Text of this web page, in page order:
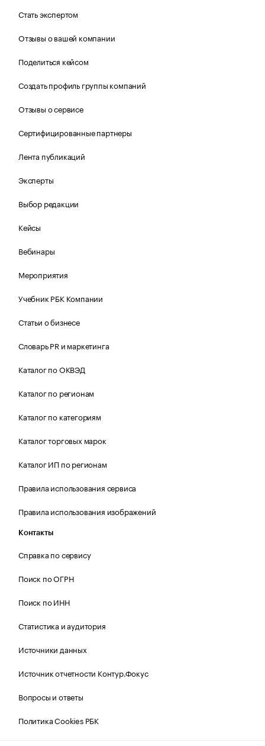
Стать экспертом
Отзывы о вашей компании
Поделиться кейсом
Создать профиль группы компаний
Отзывы о сервисе
Сертифицированные партнеры
Лента публикаций
Эксперты
Выбор редакции
Кейсы
Вебинары
Мероприятия
Учебник РБК Компании
Статьи о бизнесе
Словарь PR и маркетинга
Каталог по ОКВЭД
Каталог по регионам
Каталог по категориям
Каталог торговых марок
Каталог ИП по регионам
Правила использования сервиса
Правила использования изображений
Контакты
Справка по сервису
Поиск по ОГРН
Поиск по ИНН
Статистика и аудитория
Источники данных
Источник отчетности Контур.Фокус
Вопросы и ответы
Политика Cookies РБК